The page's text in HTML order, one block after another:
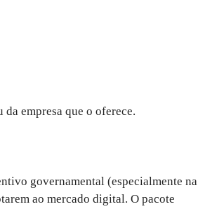
empresa que o oferece.
governamental (especialmente na
ao mercado digital. O pacote